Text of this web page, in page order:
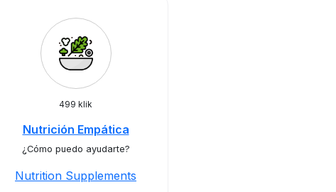
499 klik
Nutrición Empática
¿Cómo puedo ayudarte?
Nutrition Supplements